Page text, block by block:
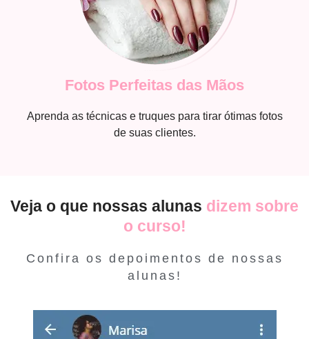
Fotos Perfeitas das Mãos
Aprenda as técnicas e truques para tirar ótimas fotos
de suas clientes.
Veja o que nossas alunas dizem sobre
o curso!
Confira os depoimentos de nossas
alunas!